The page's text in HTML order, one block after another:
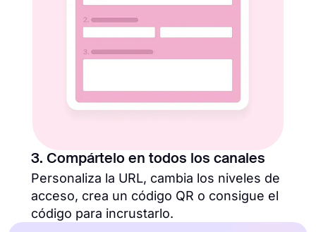
3. Compártelo en todos los canales
Personaliza la URL, cambia los niveles de
acceso, crea un código QR o consigue el
código para incrustarlo.